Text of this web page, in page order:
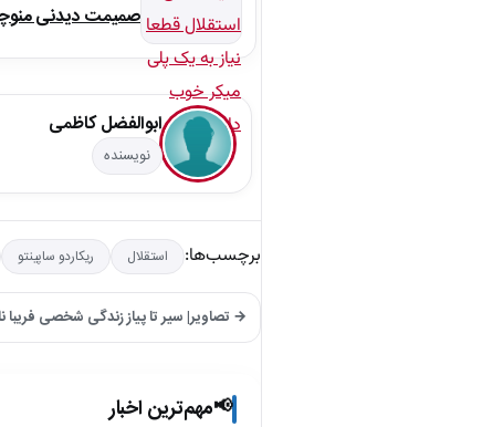
صمیمت دیدنی
ابوالفضل کاظمی
نویسنده
برچسب‌ها: استقلال ریکاردو ساپینتو
→ تصاویر| سیر تا پیاز زندگی شخصی
📢مهم‌ترین اخبار